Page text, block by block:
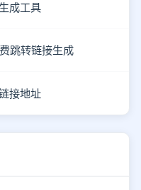
成工具
跳转链接生成
接地址